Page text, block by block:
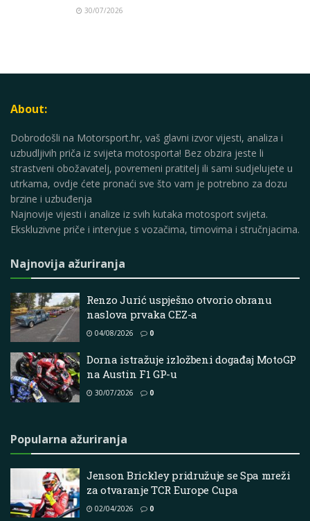
30/07/2026
About:
Dobrodošli na Motorsport.hr, vaš glavni izvor vijesti, analiza i
uzbudljivih priča iz svijeta motosporta! Bez obzira jeste li
strastveni obožavatelj, povremeni pratitelj ili sami sudjelujete u
utrkama, ovdje ćete pronaći sve što vam je potrebno za dozu
brzine i uzbuđenja
Najnovije vijesti i analize iz svih kutaka motosport svijeta.
Ekskluzivne priče i intervjue s vozačima, timovima i stručnjacima.
Najnovija ažuriranja
Renzo Jurić uspješno otvorio obranu
naslova prvaka CEZ-a
04/08/2026 0
Dorna istražuje izložbeni događaj MotoGP
na Austin F1 GP-u
30/07/2026 0
Popularna ažuriranja
Jenson Brickley pridružuje se Spa mreži
za otvaranje TCR Europe Cupa
02/04/2026 0